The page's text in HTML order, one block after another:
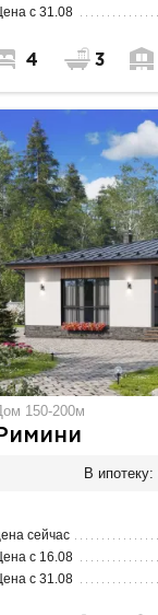
с 31.08
4 3
150-200м
В ипотеку:
сейчас
с 16.08
с 31.08